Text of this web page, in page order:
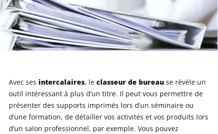
Avec ses intercalaires, le classeur de bureause révèle un
outil intéressant à plus d’un titre. Il peut vous permettre de
présenter des supports imprimés lors d’un séminaire ou
d’une formation, de détailler vos activités et vos produits lors
d’un salon professionnel, par exemple. Vous pouvez